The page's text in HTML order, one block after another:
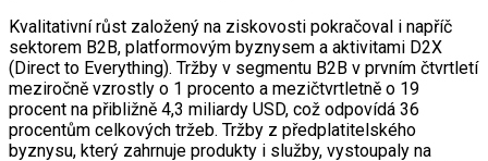
Kvalitativní růst založený na ziskovosti pokračoval i napříč
sektorem B2B, platformovým byznysem a aktivitami D2X
(Direct to Everything). Tržby v segmentu B2B v prvním čtvrtletí
meziročně vzrostly o 1 procento a mezičtvrtletně o 19
procent na přibližně 4,3 miliardy USD, což odpovídá 36
procentům celkových tržeb. Tržby z předplatitelského
byznysu, který zahrnuje produkty i služby, vystoupaly na